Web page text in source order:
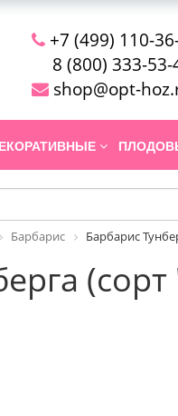
+7 (499) 110-
8 (800) 333-53-
shop@opt-
Барбарис Барбарис